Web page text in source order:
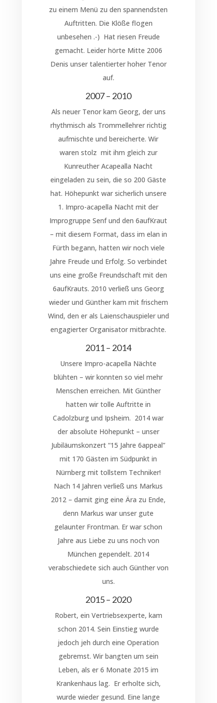
zu einem Menü zu den spannendsten
Auftritten. Die Klöße flogen
unbesehen .-) Hat riesen Freude
gemacht. Leider hörte Mitte 2006
Denis unser talentierter hoher Tenor
auf.
2007 – 2010
Als neuer Tenor kam Georg, der uns
rhythmisch als Trommellehrer richtig
aufmischte und bereicherte. Wir
waren stolz mit ihm gleich zur
Kunreuther Acapealla Nacht
eingeladen zu sein, die so 200 Gäste
hat. Höhepunkt war sicherlich unsere
1. Impro-acapella Nacht mit der
Improgruppe Senf und den 6aufKraut
– mit diesem Format, dass im elan in
Fürth begann, hatten wir noch viele
Jahre Freude und Erfolg. So verbindet
uns eine große Freundschaft mit den
6aufKrauts. 2010 verließ uns Georg
wieder und Günther kam mit frischem
Wind, den er als Laienschauspieler und
engagierter Organisator mitbrachte.
2011 – 2014
Unsere Impro-acapella Nächte
blühten – wir konnten so viel mehr
Menschen erreichen. Mit Günther
hatten wir tolle Auftritte in
Cadolzburg und Ipsheim. 2014 war
der absolute Höhepunkt – unser
Jubiläumskonzert “15 Jahre 6appeal”
mit 170 Gästen im Südpunkt in
Nürnberg mit tollstem Techniker!
Nach 14 Jahren verließ uns Markus
2012 – damit ging eine Ära zu Ende,
denn Markus war unser gute
gelaunter Frontman. Er war schon
Jahre aus Liebe zu uns noch von
München gependelt. 2014
verabschiedete sich auch Günther von
uns.
2015 – 2020
Robert, ein Vertriebsexperte, kam
schon 2014. Sein Einstieg wurde
jedoch jeh durch eine Operation
gebremst. Wir bangten um sein
Leben, als er 6 Monate 2015 im
Krankenhaus lag. Er erholte sich,
wurde wieder gesund. Eine lange